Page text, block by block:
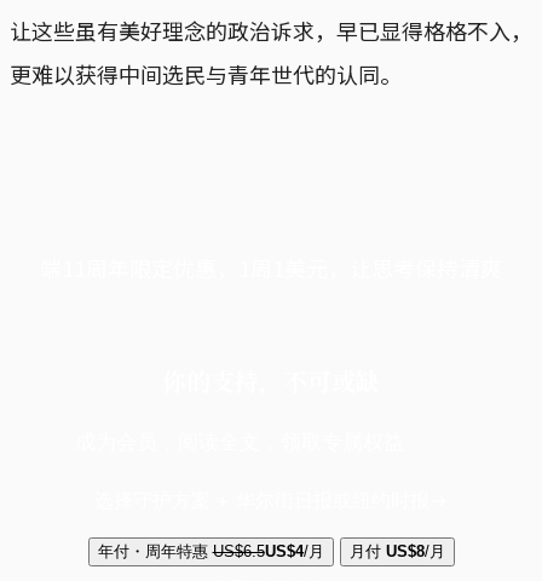
让这些虽有美好理念的政治诉求，早已显得格格不入，
更难以获得中间选民与青年世代的认同。
年付・周年特惠 US$6.5US$4/月 月付 US$8/月